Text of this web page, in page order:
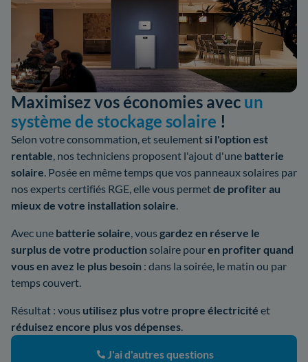
Maximisez vos économies avec un
système de stockage solaire !
Selon votre consommation, et seulementsi l'option est
rentable, nos techniciens proposent l'ajout d'une batterie
solaire. Posée en même temps que vos panneaux solaires par
nos experts certifiés RGE, elle vous permetde profiter au
mieux de votre installation solaire.
Avec une batterie solaire, vous gardez en réserve le
surplus de votre production solaire pouren profiter quand
vous en avez le plus besoin : dans la soirée, le matin ou par
temps couvert.
Résultat : vous utilisez plus votre propre électricité et
réduisez encore plus vos dépenses.
J'ai d'autres questions